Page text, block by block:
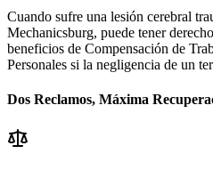
Cuando sufre una lesión cerebral
Mechanicsburg, puede tener
beneficios de Compensación de
Personales si la negligencia de un
Dos Reclamos, Máxima